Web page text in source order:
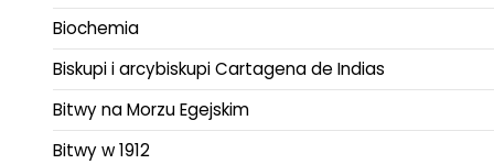
Biochemia
Biskupi i arcybiskupi Cartagena de Indias
Bitwy na Morzu Egejskim
Bitwy w 1912